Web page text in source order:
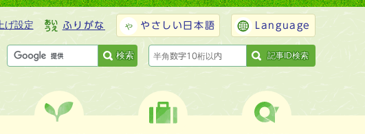
げ設定 ふりがな やさしい日本語 Language
検索 記事ID検索